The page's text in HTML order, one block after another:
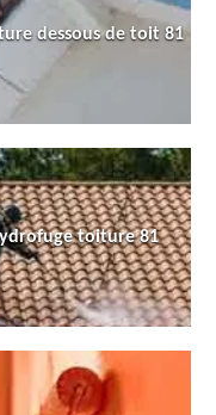
dessous de toit 81
toiture 81